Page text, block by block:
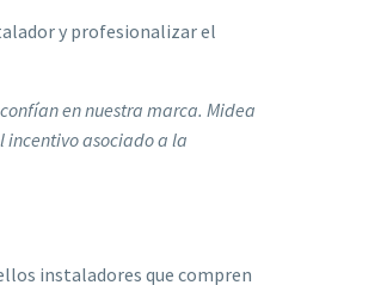
y profesionalizar el
en nuestra marca. Midea
asociado a la
instaladores que compren